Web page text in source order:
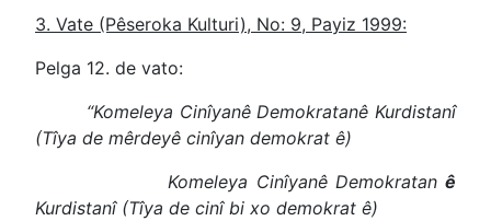
3. Vate (Pêseroka Kulturi), No: 9, Payiz 1999:
Pelga 12. de vato:
“Komeleya Cinîyanê Demokratanê Kurdistanî
(Tîya de mêrdeyê cinîyan demokrat ê)
Komeleya Cinîyanê Demokratan ê
Kurdistanî (Tîya de cinî bi xo demokrat ê)